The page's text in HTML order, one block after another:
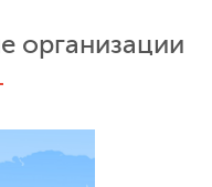
организации